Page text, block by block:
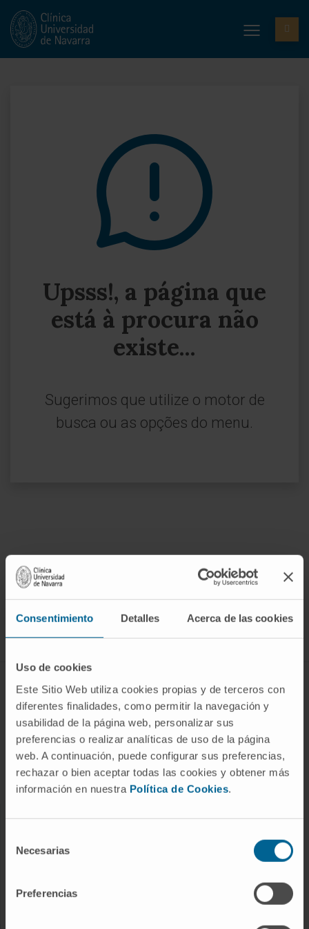
Consentimiento Detalles Acerca de las cookies
Uso de cookies
Este Sitio Web utiliza cookies propias y de terceros con
diferentes finalidades, como permitir la navegación y
usabilidad de la página web, personalizar sus
preferencias o realizar analíticas de uso de la página
web. A continuación, puede configurar sus preferencias,
rechazar o bien aceptar todas las cookies y obtener más
información en nuestra Política de Cookies.
Necesarias
Preferencias
Upsss!, a página que
está à procura não
existe...
Sugerimos que utilize o motor de
busca ou as opções do menu.
Inscrever-se no nosso boletim
DOENÇAS E TRATAMENTOS
Doenças
Procedimentos de diagnóstico
Tratamentos
Centro do Cancro
Serviços Médicos